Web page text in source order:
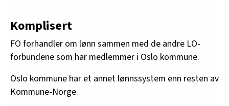
Komplisert
FO forhandler om lønn sammen med de andre LO-
forbundene som har medlemmer i Oslo kommune.
Oslo kommune har et annet lønnssystem enn resten av
Kommune-Norge.